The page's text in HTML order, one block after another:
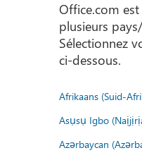
Office.com
plusieurs
Sélectionnez
ci-dessous.
Afrikaans (Suid-
Asụsụ Igbo
Azərbaycan